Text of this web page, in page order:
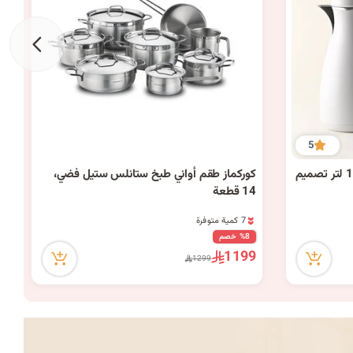
ت
ا
ل
ب
5
طقم دلات بلاستك بيج فضي سعة 1 لتر تصميم
كوركماز طقم أواني طبخ ستانلس ستيل فضي،
14 قطعة
70 مشاهدة مؤخراً
7 كمية متوفرة
70 مشاهدة مؤخراً
%8 خصم
1199
1299